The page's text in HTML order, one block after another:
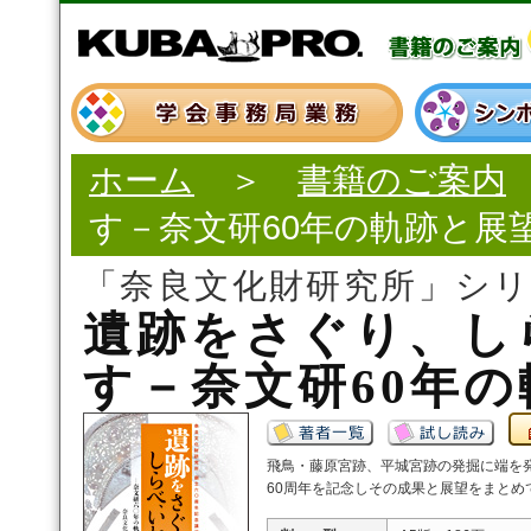
ホーム ＞ 書籍のご案内
す－奈文研60年の軌跡と展
「奈良文化財研究所」シ
遺跡をさぐり、
す－奈文研60年
飛鳥・藤原宮跡、平城宮跡の発掘に端
60周年を記念しその成果と展望をまとめ